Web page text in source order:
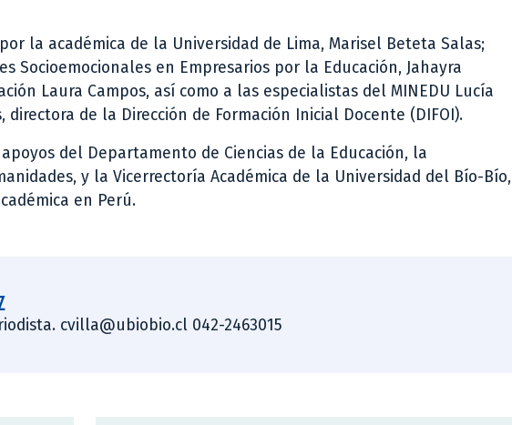
la académica de la Universidad de Lima, Marisel Beteta Salas;
Socioemocionales en Empresarios por la Educación, Jahayra
Laura Campos, así como a las especialistas del MINEDU Lucía
directora de la Dirección de Formación Inicial Docente (DIFOI).
del Departamento de Ciencias de la Educación, la
y la Vicerrectoría Académica de la Universidad del Bío-Bío,
en Perú.
cvilla@ubiobio.cl 042-2463015